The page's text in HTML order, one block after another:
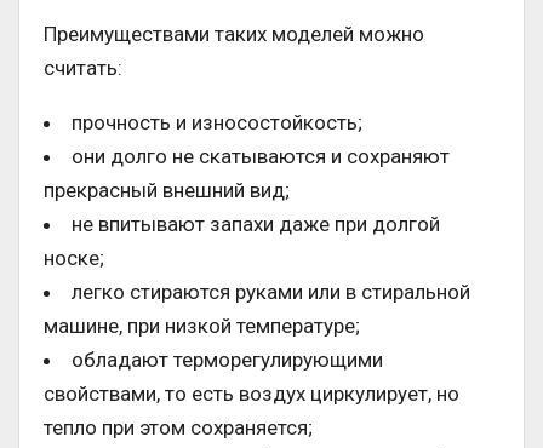
Преимуществами таких моделей можно
считать:
прочность и износостойкость;
они долго не скатываются и сохраняют
прекрасный внешний вид;
не впитывают запахи даже при долгой
носке;
легко стираются руками или в стиральной
машине, при низкой температуре;
обладают терморегулирующими
свойствами, то есть воздух циркулирует, но
тепло при этом сохраняется;